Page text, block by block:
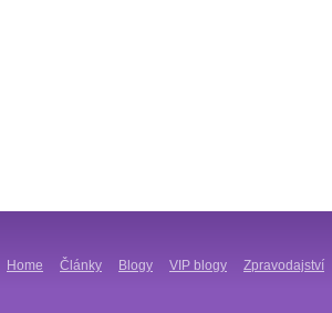
Home Články Blogy VIP blogy Zpravodajství